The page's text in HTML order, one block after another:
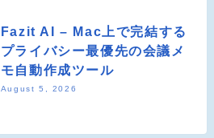
Fazit AI – Mac上で完結する
プライバシー最優先の会議メ
モ自動作成ツール
August 5, 2026